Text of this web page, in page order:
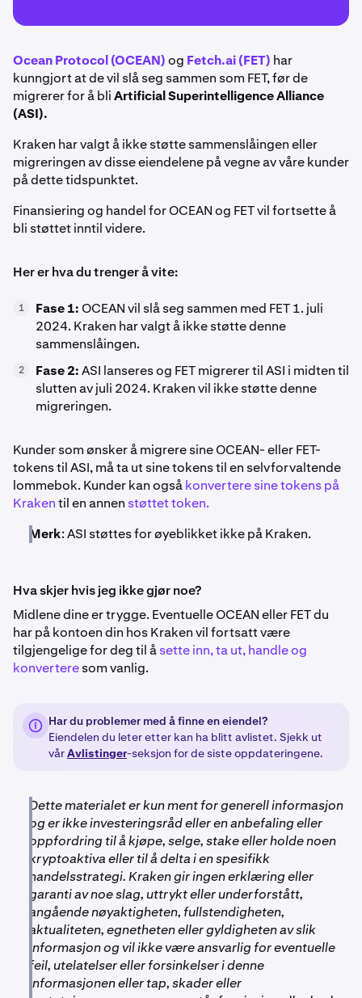
Ocean Protocol (OCEAN)og Fetch.ai (FET) har
kunngjort at de vil slå seg sammen som FET, før de
migrerer for å bliArtificial Superintelligence Alliance
(ASI).
Kraken har valgt å ikke støtte sammenslåingen eller
migreringen av disse eiendelene på vegne av våre kunder
på dette tidspunktet.
Finansiering og handel for OCEAN og FET vil fortsette å
bli støttet inntil videre.
Her er hva du trenger å vite:
1 Fase 1:OCEAN vil slå seg sammen med FET 1. juli
2024. Kraken har valgt å ikke støtte denne
sammenslåingen.
2 Fase 2:ASI lanseres og FET migrerer til ASI i midten til
slutten av juli 2024. Kraken vil ikke støtte denne
migreringen.
Kunder som ønsker å migrere sine OCEAN- eller FET-
tokens til ASI, må ta ut sine tokens til en selvforvaltende
lommebok. Kunder kan ogsåkonvertere sine tokens på
Krakentil en annen støttet token.
Merk: ASI støttes for øyeblikket ikke på Kraken.
Hva skjer hvis jeg ikke gjør noe?
Midlene dine er trygge. Eventuelle OCEAN eller FET du
har på kontoen din hos Kraken vil fortsatt være
tilgjengelige for deg til åsette inn, ta ut, handle og
konverteresom vanlig.
Har du problemer med å finne en eiendel?
Eiendelen du leter etter kan ha blitt avlistet. Sjekk ut
vårAvlistinger-seksjon for de siste oppdateringene.
Dette materialet er kun ment for generell informasjon
og er ikke investeringsråd eller en anbefaling eller
oppfordring til å kjøpe, selge, stake eller holde noen
kryptoaktiva eller til å delta i en spesifikk
handelsstrategi. Kraken gir ingen erklæring eller
garanti av noe slag, uttrykt eller underforstått,
angående nøyaktigheten, fullstendigheten,
aktualiteten, egnetheten eller gyldigheten av slik
informasjon og vil ikke være ansvarlig for eventuelle
feil, utelatelser eller forsinkelser i denne
informasjonen eller tap, skader eller